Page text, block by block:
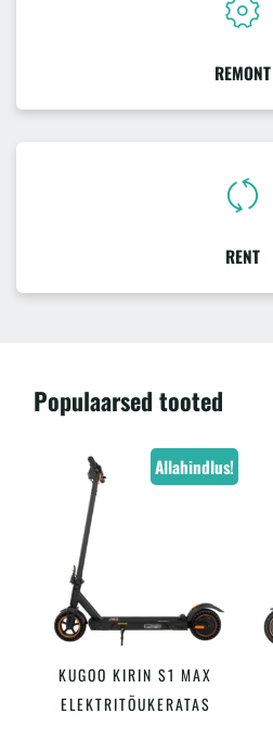
REMONT
RENT
Populaarsed tooted
Allahindlus!
LISA KORVI
KUGOO KIRIN S1 MAX
ELEKTRITÕUKERATAS